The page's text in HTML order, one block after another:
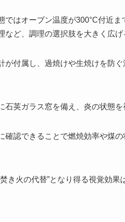
ではオーブン温度が300°C付近
など、調理の選択肢を大きく広げ
が付属し、過焼けや生焼けを防
石英ガラス窓を備え、炎の状態
確認できることで燃焼効率や煤
き火の代替”となり得る視覚効